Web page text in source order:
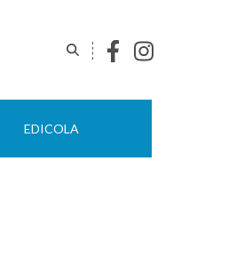
EDICOLA